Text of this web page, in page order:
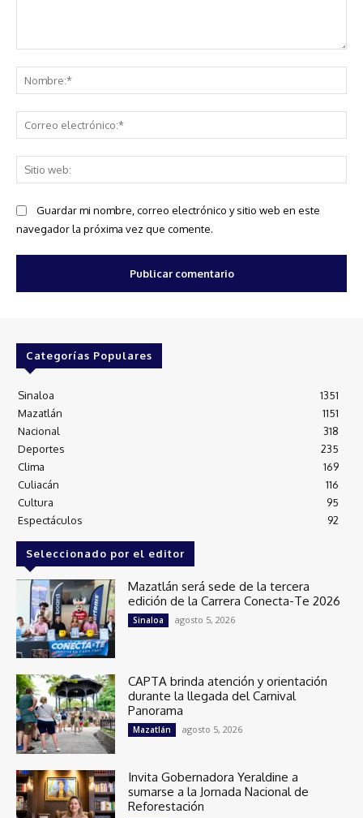
Guardar mi nombre, correo electrónico y sitio web en este
navegador la próxima vez que comente.
Categorías Populares
Sinaloa
1351
Mazatlán
1151
Nacional
318
Deportes
235
Clima
169
Culiacán
116
Cultura
95
Espectáculos
92
Seleccionado por el editor
Mazatlán será sede de la tercera
edición de la Carrera Conecta-Te 2026
Sinaloa agosto 5, 2026
CAPTA brinda atención y orientación
durante la llegada del Carnival
Panorama
Mazatlán agosto 5, 2026
Invita Gobernadora Yeraldine a
sumarse a la Jornada Nacional de
Reforestación